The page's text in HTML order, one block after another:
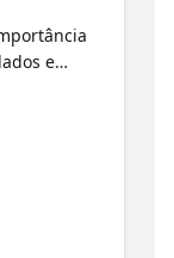
e
palestra